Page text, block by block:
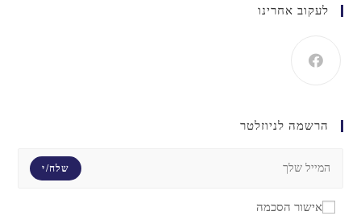
לעקוב אחרינו
הרשמה לניוזלטר
שלח/י
אישור הסכמה